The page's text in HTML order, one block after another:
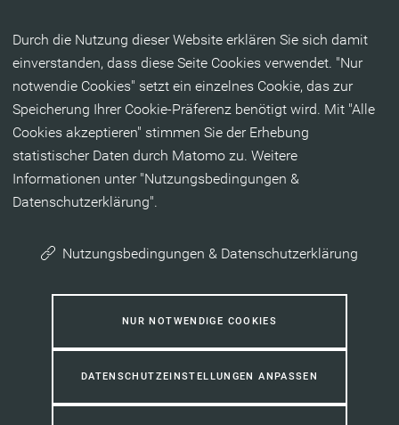
Durch die Nutzung dieser Website erklären Sie sich damit
einverstanden, dass diese Seite Cookies verwendet. "Nur
notwendie Cookies" setzt ein einzelnes Cookie, das zur
Speicherung Ihrer Cookie-Präferenz benötigt wird. Mit "Alle
Cookies akzeptieren" stimmen Sie der Erhebung
statistischer Daten durch Matomo zu. Weitere
Informationen unter "Nutzungsbedingungen &
Datenschutzerklärung".
Nutzungsbedingungen & Datenschutzerklärung
NUR NOTWENDIGE COOKIES
DATENSCHUTZEINSTELLUNGEN ANPASSEN